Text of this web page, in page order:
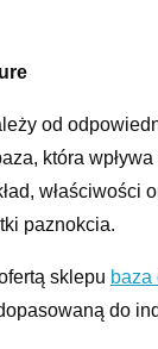
od
która
właściwości
paznokcia.
sklepu baza
do